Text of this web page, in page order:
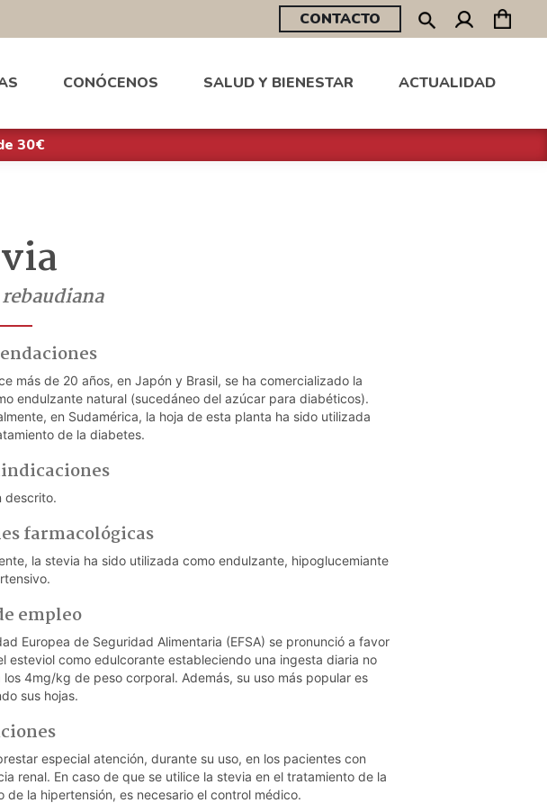
CONTACTO
CONÓCENOS SALUD Y BIENESTAR ACTUALIDAD
30€
más de 20 años, en Japón y Brasil, se ha comercializado la
endulzante natural (sucedáneo del azúcar para diabéticos).
en Sudamérica, la hoja de esta planta ha sido utilizada
de la diabetes.
descrito.
farmacológicas
la stevia ha sido utilizada como endulzante, hipoglucemiante
empleo
Europea de Seguridad Alimentaria (EFSA) se pronunció a favor
esteviol como edulcorante estableciendo una ingesta diaria no
los 4mg/kg de peso corporal. Además, su uso más popular es
sus hojas.
especial atención, durante su uso, en los pacientes con
renal. En caso de que se utilice la stevia en el tratamiento de la
de la hipertensión, es necesario el control médico.